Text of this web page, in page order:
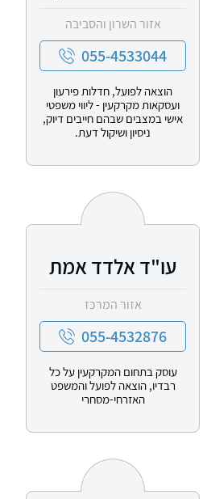
אזור השרון והסביבה
055-4533044
הוצאה לפועל, חדלות פירעון
ועסקאות מקרקעין - ליווי משפטי
אישי במצבים שבהם חייבים דיוק,
ניסיון ושיקול דעת.
עו"ד אלדד אמת
אזור המרכז
055-4532876
עוסק בתחום המקרקעין על כל
רבדיו, הוצאה לפועל והמשפט
האזרחי-מסחרי